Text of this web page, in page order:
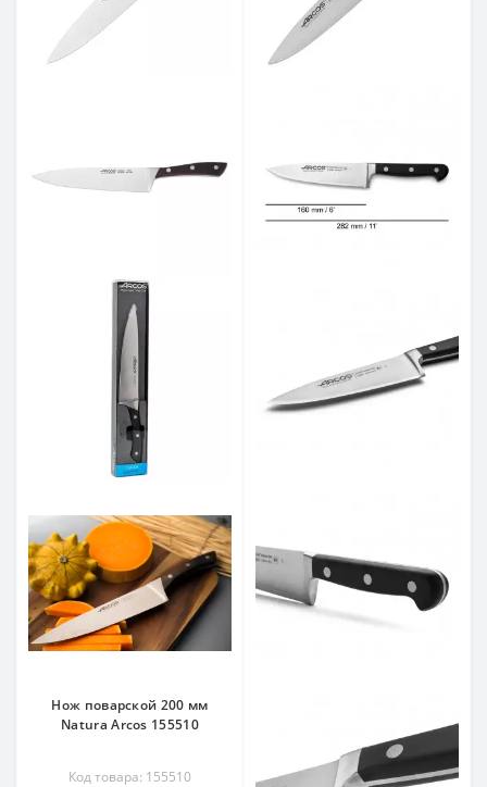
Нож поварской 200 мм
Natura Arcos 155510
Код товара: 155510